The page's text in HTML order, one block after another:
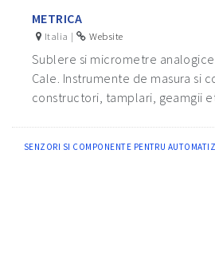
METRICA
Italia | Website
Sublere si micrometre analogice
Cale. Instrumente de masura si
constructori, tamplari, geamgii
SENZORI SI COMPONENTE PENTRU